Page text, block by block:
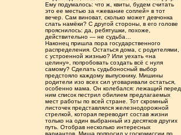
Ему подумалось: что ж, квиты, будем считать
это ее местью за «жевание соплей» в тот
вечер. Сам виноват, сколько может девчонка
слать намёки? С другой стороны, в его голове
прояснилось: да, ребятушки, похоже,
действительно — не судьба…
Наконец пришла пора государственного
распределения. Остаться дома, с родителями,
с устроенной жизнью? Или уехать «на
целину», попробовать создать всё с нуля
самому? Сделать судьбоносный выбор
предстояло каждому выпускнику. Мишины
родители изо всех сил уговаривали остаться,
особенно мама. Он колебался: лежащий перед
ним список пестрил обилием предлагаемых
мест работы по всей стране. Тот скромный
листочек представлялся железнодорожной
стрелкой, которая переводит состав жизни
только на один выбранный из десятков других
путь. Отобрав несколько интересных
вариантов, Миша попросил у госкомиссии по